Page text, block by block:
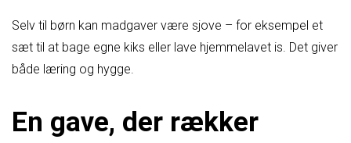
Selv til børn kan madgaver være sjove – for eksempel et
sæt til at bage egne kiks eller lave hjemmelavet is. Det giver
både læring og hygge.
En gave, der rækker